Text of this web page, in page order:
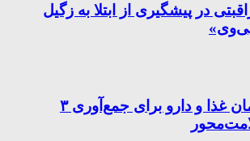
در پیشگیری از ابتلا به زگیل
دستور سازمان غذا و دارو برای جمع‌آوری ۳